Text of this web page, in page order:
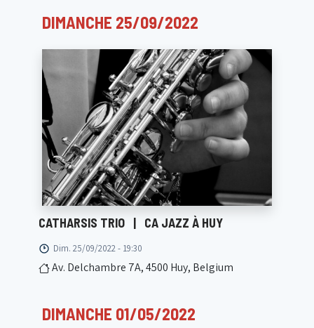
DIMANCHE 25/09/2022
CATHARSIS TRIO | CA JAZZ À HUY
Dim. 25/09/2022 - 19:30
Av. Delchambre 7A, 4500 Huy, Belgium
DIMANCHE 01/05/2022